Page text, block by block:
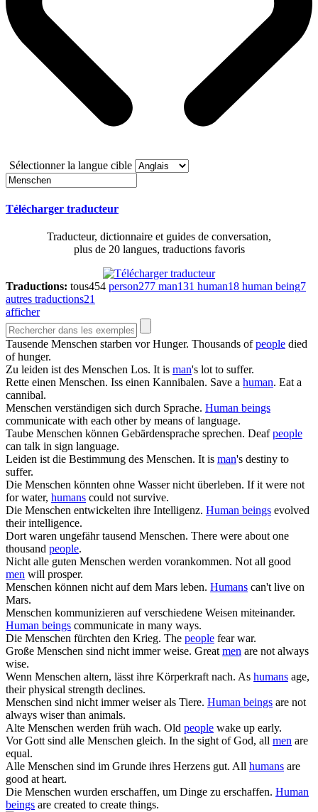
Sélectionner la langue cible
Télécharger traducteur
Traducteur, dictionnaire et guides de conversation,
plus de 20 langues, traductions favoris
Traductions: tous454 person277 man131 human18 human being7
autres traductions21
afficher
Tausende Menschen starben vor Hunger. Thousands ofpeople died
of hunger.
Zu leiden ist des Menschen Los. It is man's lot to suffer.
Rette einen Menschen. Iss einen Kannibalen. Save a human. Eat a
cannibal.
Menschen verständigen sich durch Sprache. Human beings
communicate with each other by means of language.
Taube Menschen können Gebärdensprache sprechen. Deafpeople
can talk in sign language.
Leiden ist die Bestimmung des Menschen. It is man's destiny to
suffer.
Die Menschen könnten ohne Wasser nicht überleben. If it were not
for water, humans could not survive.
Die Menschen entwickelten ihre Intelligenz. Human beings evolved
their intelligence.
Dort waren ungefähr tausend Menschen. There were about one
thousand people.
Nicht alle guten Menschen werden vorankommen. Not all good
men will prosper.
Menschen können nicht auf dem Mars leben. Humans can't live on
Mars.
Menschen kommunizieren auf verschiedene Weisen miteinander.
Human beings communicate in many ways.
Die Menschen fürchten den Krieg. The people fear war.
Große Menschen sind nicht immer weise. Greatmen are not always
wise.
Wenn Menschen altern, lässt ihre Körperkraft nach. As humans age,
their physical strength declines.
Menschen sind nicht immer weiser als Tiere. Human beings are not
always wiser than animals.
Alte Menschen werden früh wach. Old people wake up early.
Vor Gott sind alle Menschen gleich. In the sight of God, all men are
equal.
Alle Menschen sind im Grunde ihres Herzens gut. All humans are
good at heart.
Die Menschen wurden erschaffen, um Dinge zu erschaffen. Human
beings are created to create things.